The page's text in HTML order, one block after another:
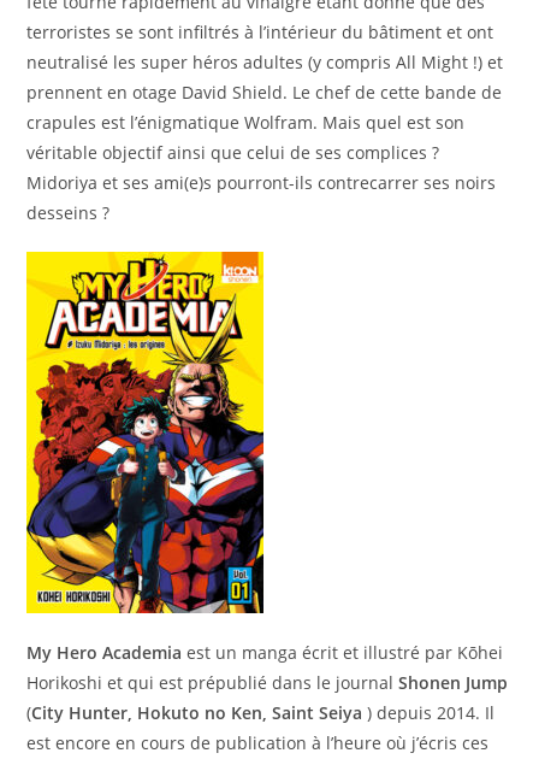
terroristes se sont infiltrés à l’intérieur du bâtiment et ont
neutralisé les super héros adultes (y compris All Might !) et
prennent en otage David Shield. Le chef de cette bande de
crapules est l’énigmatique Wolfram. Mais quel est son
véritable objectif ainsi que celui de ses complices ?
Midoriya et ses ami(e)s pourront-ils contrecarrer ses noirs
desseins ?
My Hero Academia est un manga écrit et illustré par Kōhei
Horikoshi et qui est prépublié dans le journalShonen Jump
(City Hunter, Hokuto no Ken, Saint Seiya ) depuis 2014. Il
est encore en cours de publication à l’heure où j’écris ces